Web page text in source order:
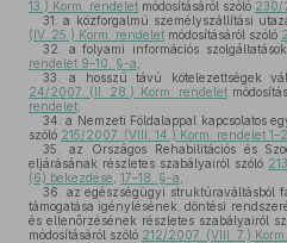
13.) Korm. rendelet módosításáról szóló 230/
31.
a közforgalmú személyszállítási
(IV. 25.) Korm. rendelet módosításáról szóló
32.
a folyami információs
rendelet 9–10. §-a
33.
a hosszú távú kötelezettségek
24/2007. (II. 28.) Korm. rendelet
rendelet
34. a Nemzeti Földalappal kapcsolatos
szóló 215/2007. (VIII. 14.) Korm. rendelet
35.
az Országos Rehabilitációs és
eljárásának részletes szabályairól szóló
(6) bekezdése 17–18. §-a
36.
az egészségügyi struktúraváltásból
támogatása igénylésének, döntési
és ellenőrzésének részletes szabályairól
módosításáról szóló 212/2007. (VIII. 7.)